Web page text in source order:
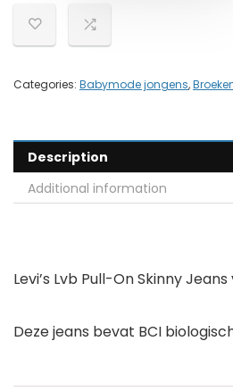
Categories: Babymode jongens,
Description
Additional information
Levi’s Lvb Pull-On Skinny
Deze jeans bevat BCI